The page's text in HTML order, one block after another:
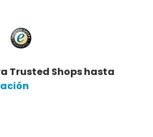
Trusted Shops hasta